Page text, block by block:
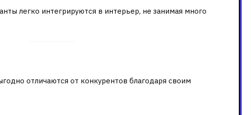
легко интегрируются в интерьер, не занимая много
отличаются от конкурентов благодаря своим